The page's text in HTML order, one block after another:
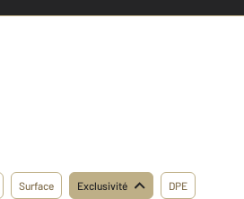
Surface Exclusivité DPE